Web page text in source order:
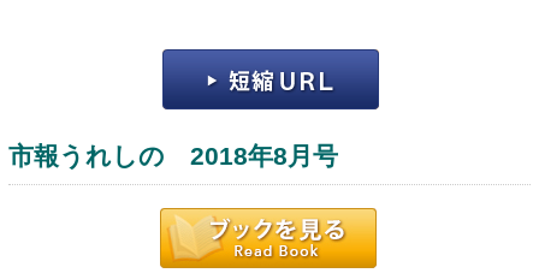
エリア
キーワード
市報うれしの 2018年8月号
↓↓ ebooks専用本棚 ↓↓